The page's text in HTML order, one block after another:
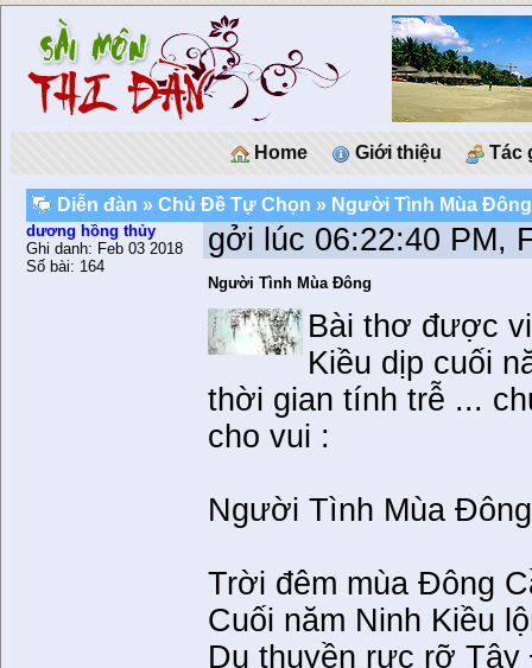
Home Giới thiệu Tác
Diễn đàn »Chủ Ðề Tự Chọn » Người Tình Mùa Đông
dương hồng thủy
Ghi danh: Feb 03 2018
Số bài: 164
gởi lúc 06:22:40 PM,
Người Tình Mùa Đông
Bài thơ được
Kiều dịp cuối
thời gian tính trễ ...
cho vui :
Người Tình Mùa Đông
Trời đêm mùa Đông
Cuối năm Ninh Kiều
Du thuyền rực rỡ Tây